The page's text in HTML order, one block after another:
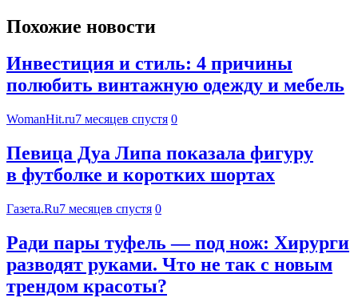
Похожие новости
Инвестиция и стиль: 4 причины
полюбить винтажную одежду и мебель
WomanHit.ru7 месяцев спустя 0
Певица Дуа Липа показала фигуру
в футболке и коротких шортах
Газета.Ru7 месяцев спустя 0
Ради пары туфель — под нож: Хирурги
разводят руками. Что не так с новым
трендом красоты?